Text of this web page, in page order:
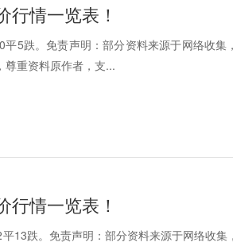
情一览表！
5跌。免责声明：部分资料来源于网络收集
尊重资料原作者，支...
情一览表！
13跌。免责声明：部分资料来源于网络收集